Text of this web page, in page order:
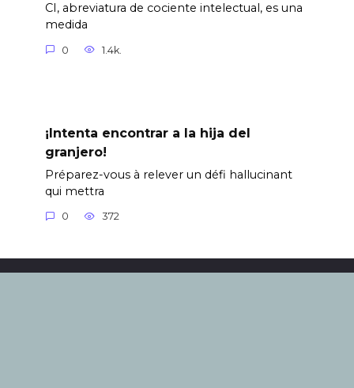
CI, abreviatura de cociente intelectual, es una
medida
0 1.4k.
¡Intenta encontrar a la hija del
granjero!
Préparez-vous à relever un défi hallucinant
qui mettra
0 372